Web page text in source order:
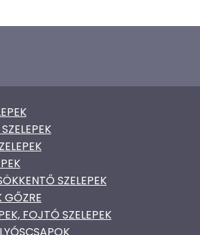
SZELEPEK
GŐZRE
FOJTÓ SZELEPEK